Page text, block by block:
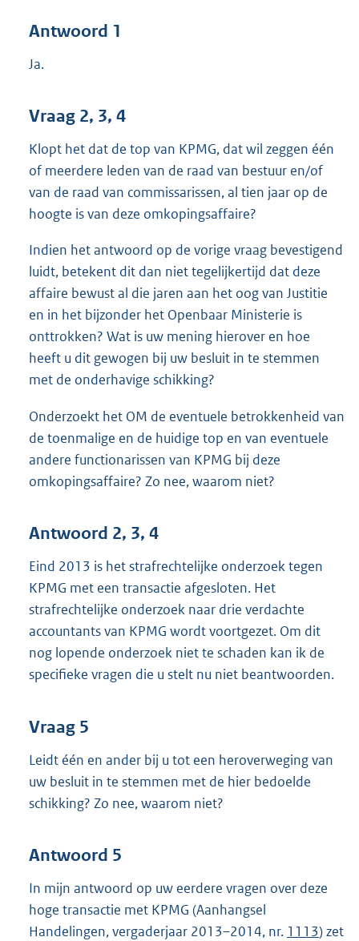
Antwoord 1
Ja.
Vraag 2, 3, 4
Klopt het dat de top van KPMG, dat wil zeggen één
of meerdere leden van de raad van bestuur en/of
van de raad van commissarissen, al tien jaar op de
hoogte is van deze omkopingsaffaire?
Indien het antwoord op de vorige vraag bevestigend
luidt, betekent dit dan niet tegelijkertijd dat deze
affaire bewust al die jaren aan het oog van Justitie
en in het bijzonder het Openbaar Ministerie is
onttrokken? Wat is uw mening hierover en hoe
heeft u dit gewogen bij uw besluit in te stemmen
met de onderhavige schikking?
Onderzoekt het OM de eventuele betrokkenheid van
de toenmalige en de huidige top en van eventuele
andere functionarissen van KPMG bij deze
omkopingsaffaire? Zo nee, waarom niet?
Antwoord 2, 3, 4
Eind 2013 is het strafrechtelijke onderzoek tegen
KPMG met een transactie afgesloten. Het
strafrechtelijke onderzoek naar drie verdachte
accountants van KPMG wordt voortgezet. Om dit
nog lopende onderzoek niet te schaden kan ik de
specifieke vragen die u stelt nu niet beantwoorden.
Vraag 5
Leidt één en ander bij u tot een heroverweging van
uw besluit in te stemmen met de hier bedoelde
schikking? Zo nee, waarom niet?
Antwoord 5
In mijn antwoord op uw eerdere vragen over deze
hoge transactie met KPMG (Aanhangsel
Handelingen, vergaderjaar 2013–2014, nr. 1113) zet